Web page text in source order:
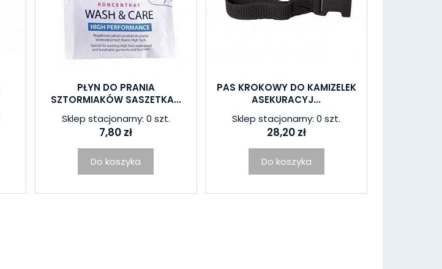
PŁYN DO PRANIA
SZTORMIAKÓW SASZETKA...
Sklep stacjonarny: 0 szt.
7,80 zł
Do koszyka
PAS KROKOWY DO KAMIZELEK
ASEKURACYJ...
Sklep stacjonarny: 0 szt.
28,20 zł
Do koszyka